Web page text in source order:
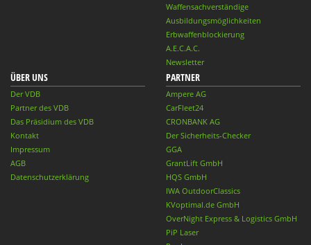
Waffensachverständige
Ausbildungsmöglichkeiten
Erbwaffenblockierung
A.E.C.A.C.
Newsletter
ÜBER UNS
Der VDB
Partner des VDB
Das Präsidium des VDB
Kontakt
Impressum
AGB
Datenschutzerklärung
PARTNER
Ampere AG
CarFleet24
CRONBANK AG
Der Sicherheits-Checker
GGA
GrantLift GmbH
HQS GmbH
IWA OutdoorClassics
KVoptimal.de GmbH
OverNight Express & Logistics GmbH
PiP Laser